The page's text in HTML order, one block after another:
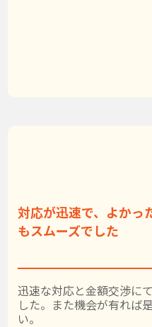
対応が迅速で、よかっ
もスムーズでした
迅速な対応と金額交渉に
した。また機会が有れば
い。